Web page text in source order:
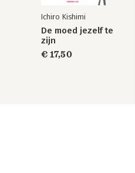
Ichiro Kishimi
De moed jezelf te
zijn
€ 17,50